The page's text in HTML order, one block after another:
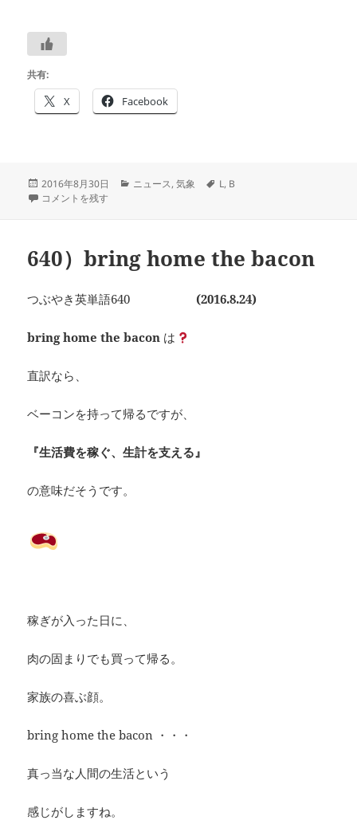
共有:
X Facebook
投
稿
2016年8月30日
カ
ニュース,気象
タ
L, B
642）Lionrockを警戒せよ に
コメントを残す
640）bring home the bacon
つぶやき英単語640 (2016.8.24)
bring home the bacon は
直訳なら、
ベーコンを持って帰るですが、
『生活費を稼ぐ、生計を支える』
の意味だそうです。
稼ぎが入った日に、
肉の固まりでも買って帰る。
家族の喜ぶ顔。
bring home the bacon ・・・
真っ当な人間の生活という
感じがしますね。